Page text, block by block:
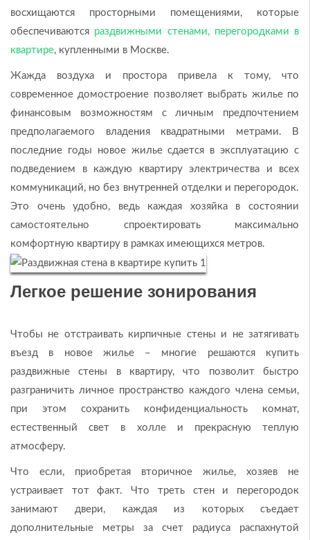
восхищаются просторными помещениями, которые
обеспечиваются раздвижными стенами, перегородками в
квартире, купленными в Москве.
Жажда воздуха и простора привела к тому, что
современное домостроение позволяет выбрать жилье по
финансовым возможностям с личным предпочтением
предполагаемого владения квадратными метрами. В
последние годы новое жилье сдается в эксплуатацию с
подведением в каждую квартиру электричества и всех
коммуникаций, но без внутренней отделки и перегородок.
Это очень удобно, ведь каждая хозяйка в состоянии
самостоятельно спроектировать максимально
комфортную квартиру в рамках имеющихся метров.
Легкое решение зонирования
Чтобы не отстраивать кирпичные стены и не затягивать
въезд в новое жилье – многие решаются купить
раздвижные стены в квартиру, что позволит быстро
разграничить личное пространство каждого члена семьи,
при этом сохранить конфиденциальность комнат,
естественный свет в холле и прекрасную теплую
атмосферу.
Что если, приобретая вторичное жилье, хозяев не
устраивает тот факт. Что треть стен и перегородок
занимают двери, каждая из которых съедает
дополнительные метры за счет радиуса распахнутой